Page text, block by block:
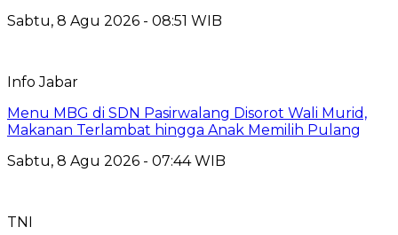
Sabtu, 8 Agu 2026 - 08:51 WIB
Info Jabar
Menu MBG di SDN Pasirwalang Disorot Wali Murid,
Makanan Terlambat hingga Anak Memilih Pulang
Sabtu, 8 Agu 2026 - 07:44 WIB
TNI